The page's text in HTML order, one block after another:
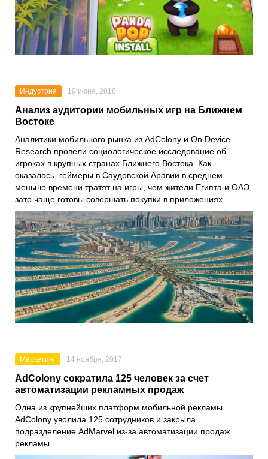
Индустрия 19 июня, 2018
Анализ аудитории мобильных игр на Ближнем
Востоке
Аналитики мобильного рынка из AdColony и On Device
Research провели социологическое исследование об
игроках в крупных странах Ближнего Востока. Как
оказалось, геймеры в Саудовской Аравии в среднем
меньше времени тратят на игры, чем жители Египта и ОАЭ,
зато чаще готовы совершать покупки в приложениях.
Маркетинг 14 ноября, 2017
AdColony сократила 125 человек за счет
автоматизации рекламных продаж
Одна из крупнейших платформ мобильной рекламы
AdColony уволила 125 сотрудников и закрыла
подразделение AdMarvel из-за автоматизации продаж
рекламы.